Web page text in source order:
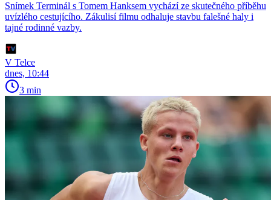
Snímek Terminál s Tomem Hanksem vychází ze skutečného příběhu
uvízlého cestujícího. Zákulisí filmu odhaluje stavbu falešné haly i
tajné rodinné vazby.
V Telce
dnes, 10:44
3 min